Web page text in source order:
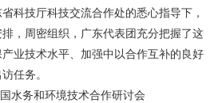
科技厅科技交流合作处的悉心指导下，
，周密组织，广东代表团充分把握了这
业技术水平、加强中以合作互补的良好
任务。
水务和环境技术合作研讨会